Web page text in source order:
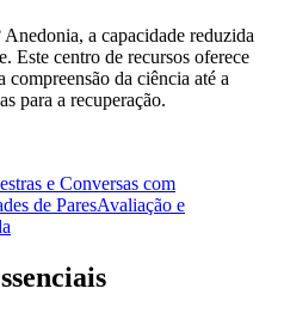
a capacidade reduzida
Este centro de recursos oferece
compreensão da ciência até a
para a recuperação.
e Conversas com
de ParesAvaliação e